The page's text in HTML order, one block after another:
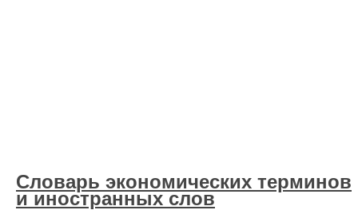
Словарь экономических терминов
и иностранных слов